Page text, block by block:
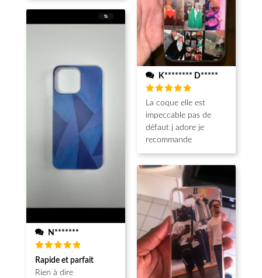
N*******
Note5
sur 5
Rapide et parfait
Rien à dire
K******** D*****
Note5
sur 5
La coque elle est
impeccable pas de
défaut j adore je
recommande